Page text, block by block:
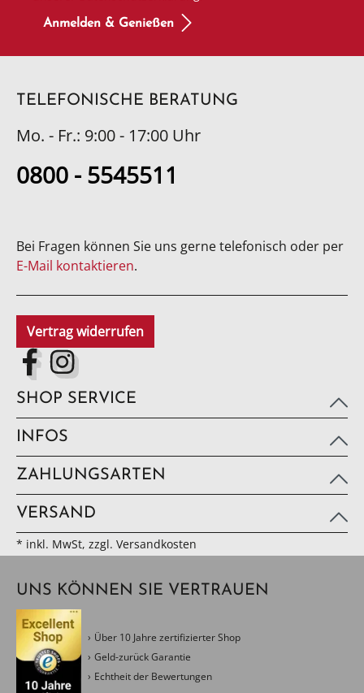
Anmelden & Genießen
TELEFONISCHE BERATUNG
Mo. - Fr.: 9:00 - 17:00 Uhr
0800 - 5545511
Bei Fragen können Sie uns gerne telefonisch oder per
E-Mail kontaktieren.
Vertrag widerrufen
SHOP SERVICE
INFOS
ZAHLUNGSARTEN
VERSAND
* inkl. MwSt, zzgl. Versandkosten
UNS KÖNNEN SIE VERTRAUEN
Über 10 Jahre zertifizierter Shop
Geld-zurück Garantie
Echtheit der Bewertungen